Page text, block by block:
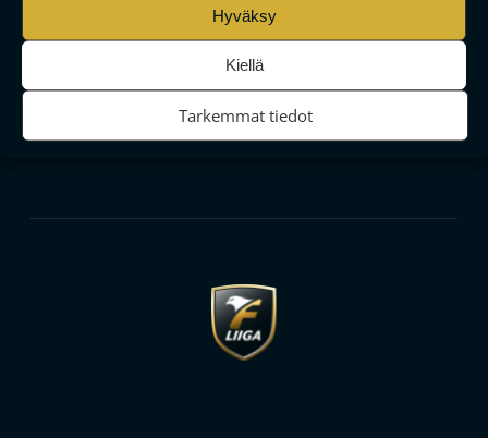
Hyväksy
Kiellä
Tarkemmat tiedot